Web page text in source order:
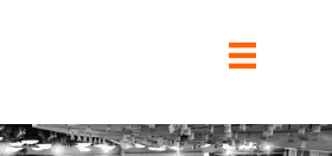
Aberta